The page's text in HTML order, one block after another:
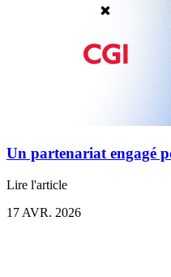
Un partenariat engagé
Lire l'article
17 AVR. 2026